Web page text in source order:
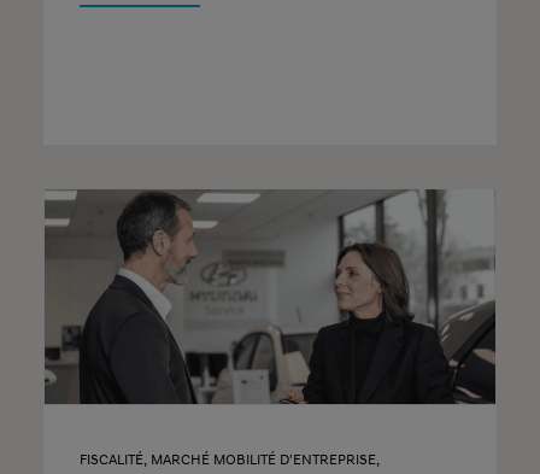
FISCALITÉ, MARCHÉ MOBILITÉ D'ENTREPRISE,